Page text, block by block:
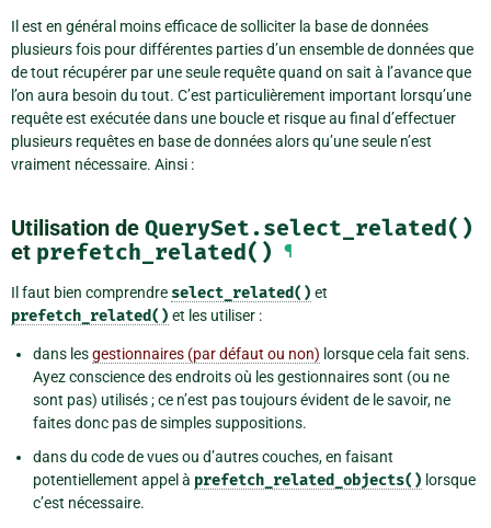
Il est en général moins efficace de solliciter la base de données
plusieurs fois pour différentes parties d’un ensemble de données que
de tout récupérer par une seule requête quand on sait à l’avance que
l’on aura besoin du tout. C’est particulièrement important lorsqu’une
requête est exécutée dans une boucle et risque au final d’effectuer
plusieurs requêtes en base de données alors qu’une seule n’est
vraiment nécessaire. Ainsi :
Utilisation de QuerySet.select_related()
et prefetch_related() ¶
Il faut bien comprendre select_related() et
prefetch_related() et les utiliser :
dans lesgestionnaires (par défaut ou non) lorsque cela fait sens.
Ayez conscience des endroits où les gestionnaires sont (ou ne
sont pas) utilisés ; ce n’est pas toujours évident de le savoir, ne
faites donc pas de simples suppositions.
dans du code de vues ou d’autres couches, en faisant
potentiellement appel à prefetch_related_objects() lorsque
c’est nécessaire.